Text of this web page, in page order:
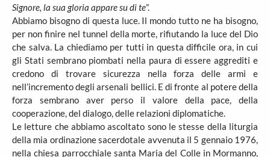
Signore, la sua gloria appare su di te”.
Abbiamo bisogno di questa luce. Il mondo tutto ne ha bisogno,
per non finire nel tunnel della morte, rifiutando la luce del Dio
che salva. La chiediamo per tutti in questa difficile ora, in cui
gli Stati sembrano piombati nella paura di essere aggrediti e
credono di trovare sicurezza nella forza delle armi e
nell’incremento degli arsenali bellici. E di fronte al potere della
forza sembrano aver perso il valore della pace, della
cooperazione, del dialogo, delle relazioni diplomatiche.
Le letture che abbiamo ascoltato sono le stesse della liturgia
della mia ordinazione sacerdotale avvenuta il 5 gennaio 1976,
nella chiesa parrocchiale santa Maria del Colle in Mormanno,